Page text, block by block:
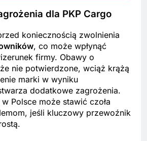
dla PKP Cargo
koniecznością zwolnienia
, co może wpłynąć
firmy. Obawy o
nie potwierdzone, wciąż krążą
marki w wyniku
dodatkowe zagrożenia.
Polsce może stawić czoła
jeśli kluczowy przewoźnik